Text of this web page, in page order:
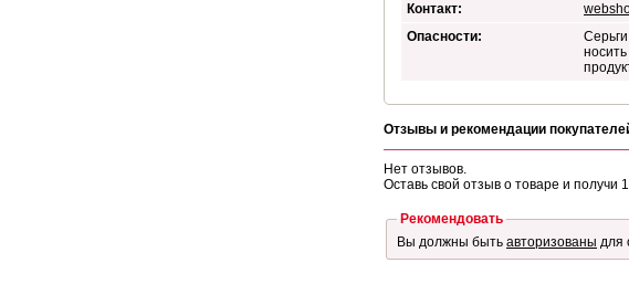
Контакт:
Опасности:
Отзывы и рекомендации
Нет отзывов.
Оставь свой отзыв о товаре и получи
Рекомендовать
Вы должны быть авторизованы для